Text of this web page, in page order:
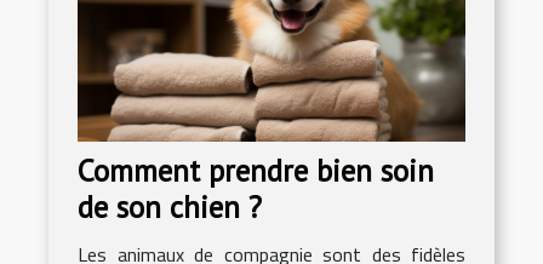
Comment prendre bien soin
de son chien ?
Les animaux de compagnie sont des fidèles